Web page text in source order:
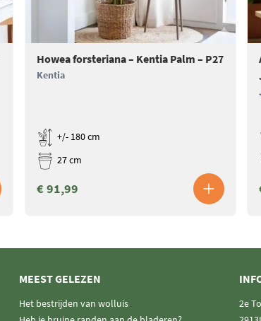
Howea forsteriana – Kentia Palm – P27
Kentia
+/- 180 cm
27 cm
€ 91,99
MEEST GELEZEN
Het bestrijden van wolluis
2e